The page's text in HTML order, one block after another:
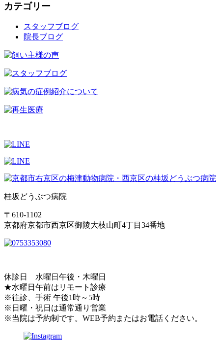
カテゴリー
スタッフブログ
院長ブログ
桂坂どうぶつ病院
〒610-1102
京都府京都市西京区御陵大枝山町4丁目34番地
休診日 水曜日午後・木曜日
★水曜日午前はリモート診療
※往診、手術 午後1時～5時
※日曜・祝日は通常通り営業
※当院は予約制です。WEB予約またはお電話ください。